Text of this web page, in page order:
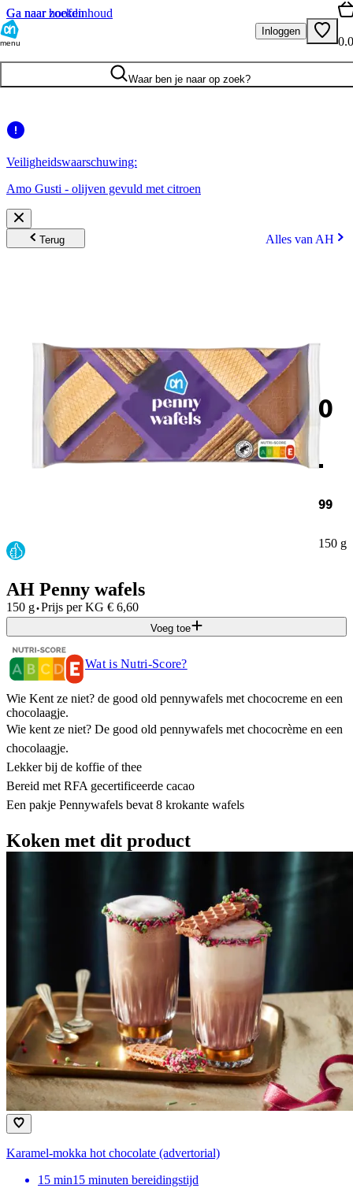
Ga naar hoofdinhoud
Ga naar zoeken
menu
Inloggen
Waar ben je naar op zoek?
Veiligheidswaarschuwing:
Amo Gusti - olijven gevuld met citroen
Terug Alles van AH
0
.
99
150 g
AH Penny wafels
150 g·Prijs per KG € 6,60
Voeg toe
Wat is Nutri-Score?
Wie Kent ze niet? de good old pennywafels met chococreme en een
chocolaagje.
Wie kent ze niet? De good old pennywafels met chococrème en een
chocolaagje.
Lekker bij de koffie of thee
Bereid met RFA gecertificeerde cacao
Een pakje Pennywafels bevat 8 krokante wafels
Koken met dit product
Karamel-mokka hot chocolate (advertorial)
15 min15 minuten bereidingstijd